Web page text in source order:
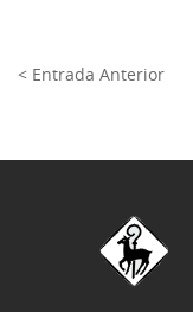
< Entrada Anterior